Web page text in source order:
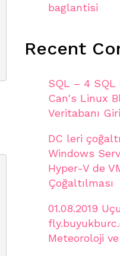
baglantisi
Recent
SQL – 4 SQL
Can's Linux
Veritabanı
DC leri
Windows
Hyper-V de
Çoğaltılması
01.08.2019
Meteoroloji ve